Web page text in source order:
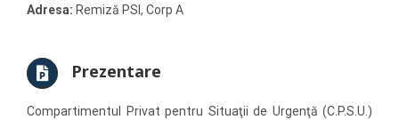
Adresa: Remiză PSI, Corp A
Prezentare
Compartimentul Privat pentru Situaţii de Urgenţă (C.P.S.U.)